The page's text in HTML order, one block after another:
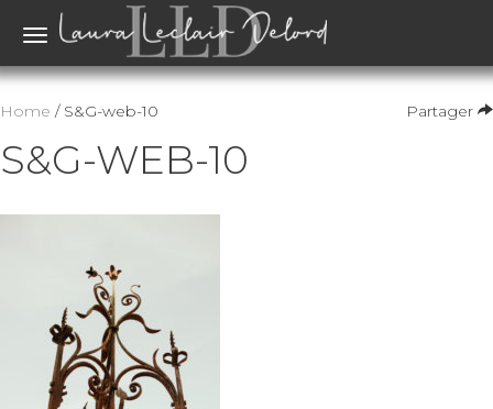
Toggle
Partager
Home / S&G-web-10
S&G-WEB-10